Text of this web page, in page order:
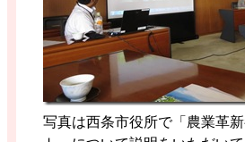
写真は西条市役所で「農業革